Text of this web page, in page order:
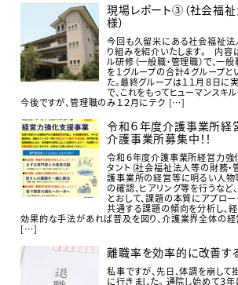
現場レポート③（社会福
様）
今回も久留米にある社会福祉
り組みを紹介いたします。 内容
ル研修（一般職・管理職）で、一
を１グループの合計４グループと
た。最終グループは１１月８日に
で、これをもってヒューマンスキ
今後ですが、管理職のみ１２月にテク […]
令和６年度介護事業所
介護事業所募集中！！
令和６年度介護事業所経営力強
タント（社会福祉法人等の財務
護事業所の経営等に明るい人物
の確認、ヒアリング等を行うな
とおして、課題の本質にアプロー
共通する課題の傾向を分析し､
効果的な手法があれば普及を図り、介護業界全体の経
[…]
離職率を効率的に改善す
私事ですが、先日、体調を崩して
に行きました。 通院し始めて３